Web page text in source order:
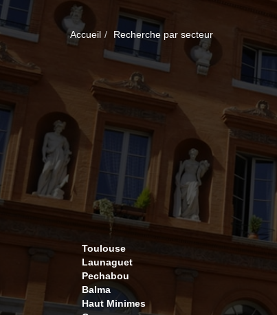
Accueil Recherche par secteur
Toulouse
Launaguet
Pechabou
Balma
Haut Minimes